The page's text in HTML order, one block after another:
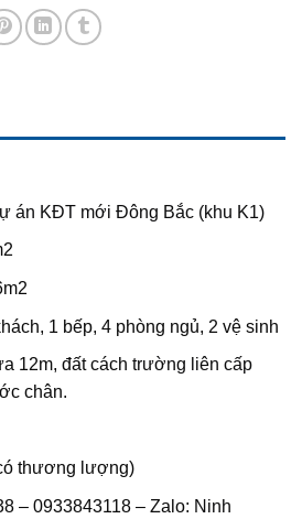
án KĐT mới Đông Bắc (khu K1)
1 bếp, 4 phòng ngủ, 2 vệ sinh
12m, đất cách trường liên cấp
chân.
thương lượng)
– 0933843118 – Zalo: Ninh